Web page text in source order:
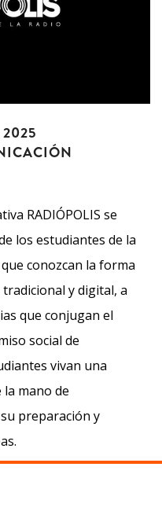
RADIÓPOLIS se
los estudiantes de la
conozcan la forma
y digital, a
que conjugan el
social de
vivan una
mano de
preparación y